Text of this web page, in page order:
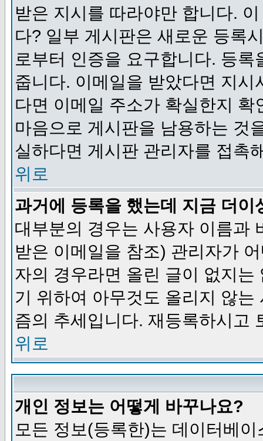
받은 지시를 따라야만 합니다.
다? 일부 게시판은 새로운 등록
로부터 인증을 요구합니다. 등
줍니다. 이메일을 받았다면 지
다면 이메일 주소가 확실한지
마음으로 게시판을 남용하는 것
실하다면 게시판 관리자를 접촉
위로
과거에 등록을 했는데 지금 더
대부분의 경우는 사용자 이름과
받은 이메일을 참조) 관리자가
자의 경우라면 올린 글이 없지
기 위하여 아무것도 올리지 않
즘의 추세입니다. 재등록하시고
위로
개인 정보는 어떻게 바꾸나요?
모든 정보(등록한)는 데이터베